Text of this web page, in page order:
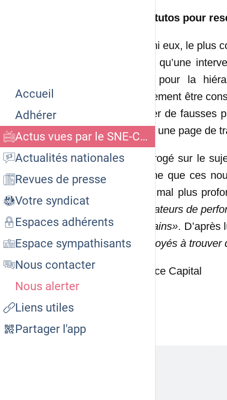
Accueil
Adhérer
Actus vues par le SNE-CGC CEMP
Actualités nationales
Revues de presse
Votre syndicat
Espaces adhérents
Espace sympathisants
Nous contacter
Nous alerter
Liens utiles
Partager l'app
Des tutos pour
Parmi eux, le plus
sans qu’une
actif pour la
également être
défiler de fausses
dans une page de
Interrogé sur le
estime que ces
d’un mal plus
indicateurs de
humains». D’après
employés à
Source Capital